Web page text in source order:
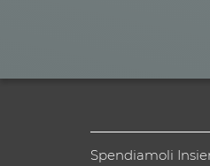
Spendiamoli